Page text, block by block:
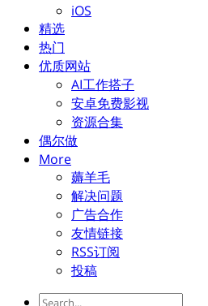
iOS
精选
热门
优质网站
AI工作搭子
安卓免费影视
资源合集
偶尔做
More
薅羊毛
解决问题
广告合作
友情链接
RSS订阅
投稿